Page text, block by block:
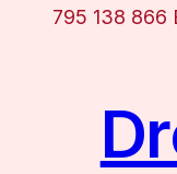
795 138 866